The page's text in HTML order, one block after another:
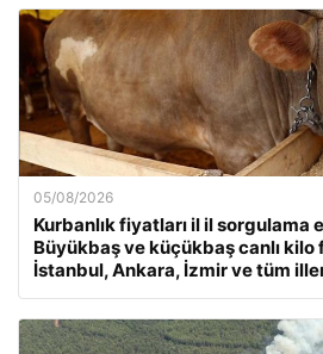
05/08/2026
Kurbanlık fiyatları il il sorgulama
Büyükbaş ve küçükbaş canlı kilo
İstanbul, Ankara, İzmir ve tüm